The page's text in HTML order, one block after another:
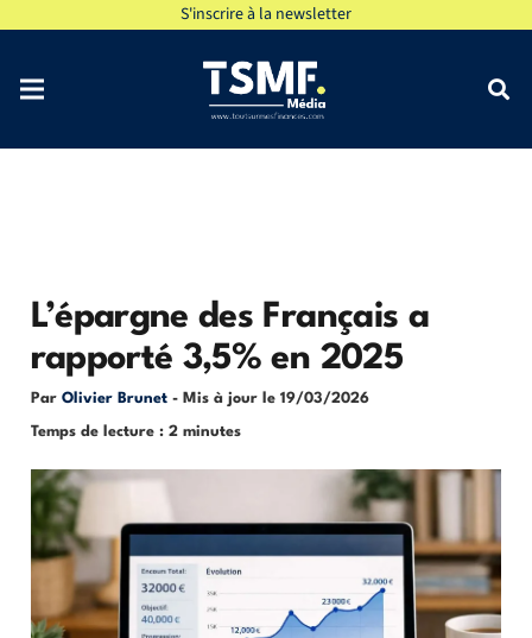
S'inscrire à la newsletter
L’épargne des Français a
rapporté 3,5% en 2025
Par Olivier Brunet - Mis à jour le 19/03/2026
Temps de lecture : 2 minutes